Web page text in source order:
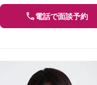
電話で面談予約